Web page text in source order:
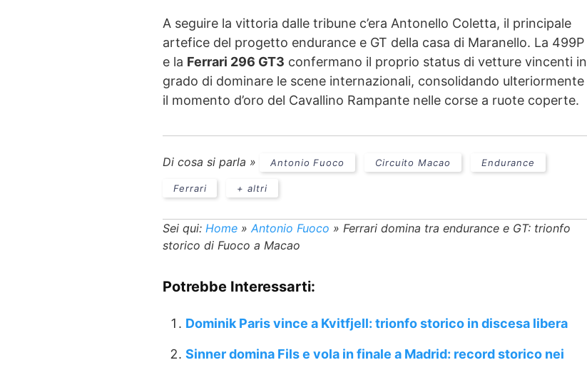
A seguire la vittoria dalle tribune c’era Antonello Coletta, il principale
artefice del progetto endurance e GT della casa di Maranello. La 499P
e la Ferrari 296 GT3 confermano il proprio status di vetture vincenti in
grado di dominare le scene internazionali, consolidando ulteriormente
il momento d’oro del Cavallino Rampante nelle corse a ruote coperte.
Di cosa si parla » Antonio Fuoco Circuito Macao Endurance
Ferrari + altri
Sei qui: Home » Antonio Fuoco » Ferrari domina tra endurance e GT: trionfo
storico di Fuoco a Macao
Potrebbe Interessarti:
Dominik Paris vince a Kvitfjell: trionfo storico in discesa libera
Sinner domina Fils e vola in finale a Madrid: record storico nei